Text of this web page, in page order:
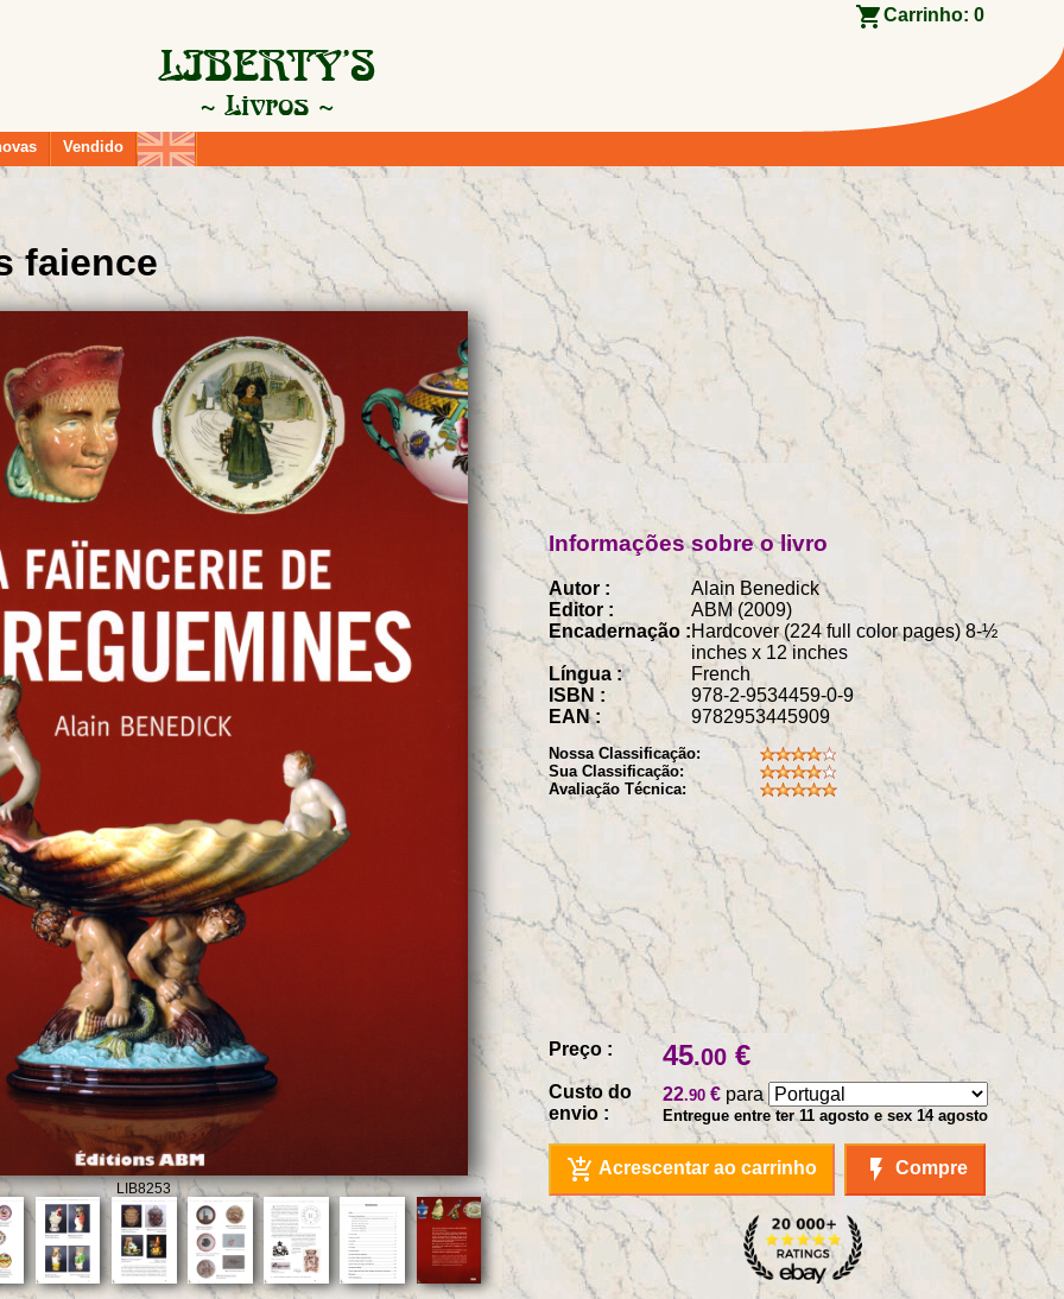
Carrinho: 0
Vendido
faience
LIB8253
Preço : 45.00 €
Custo do
envio :
22.90 € para
Entregue entre ter 11 agosto e sex 14 agosto
add_shopping_cart Acrescentar ao carrinho flash_on Compre
Informações sobre o livro
Autor :
Alain Benedick
Editor :
ABM (2009)
Encadernação :Hardcover (224 full color pages) 8-½
inches x 12 inches
Língua :
French
ISBN :
978-2-9534459-0-9
EAN :
9782953445909
Nossa Classificação:
Sua Classificação:
Avaliação Técnica: